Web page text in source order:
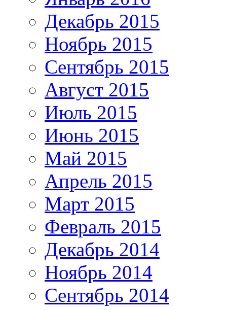
Декабрь 2015
Ноябрь 2015
Сентябрь 2015
Август 2015
Июль 2015
Июнь 2015
Май 2015
Апрель 2015
Март 2015
Февраль 2015
Декабрь 2014
Ноябрь 2014
Сентябрь 2014